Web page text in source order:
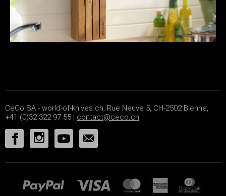
CeCo SA - world-of-knives.ch, Rue Neuve 5, CH-2502 Bienne,
+41 (0)32 322 97 55 | contact@ceco.ch